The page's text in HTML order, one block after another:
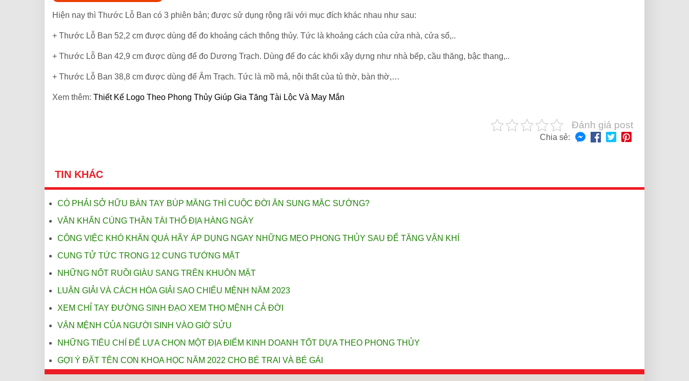
Hiện nay thì Thước Lỗ Ban có 3 phiên bản; được sử dụng rộng rãi với mục đích khác nhau như sau:
+ Thước Lỗ Ban 52,2 cm được dùng để đo khoảng cách thông thủy. Tức là khoảng cách của cửa nhà, cửa sổ,..
+ Thước Lỗ Ban 42,9 cm được dùng để đo Dương Trạch. Dùng để đo các khối xây dựng như nhà bếp, cầu thăng, bậc thang,..
+ Thước Lỗ Ban 38,8 cm được dùng để Âm Trạch. Tức là mồ mả, nội thất của tủ thờ, bàn thờ,…
Xem thêm: Thiết Kế Logo Theo Phong Thủy Giúp Gia Tăng Tài Lộc Và May Mắn
Đánh giá post
Chia sẻ:
TIN KHÁC
CÓ PHẢI SỞ HỮU BÀN TAY BÚP MĂNG THÌ CUỘC ĐỜI ĂN SUNG MẶC SƯỚNG?
VĂN KHẤN CÚNG THẦN TÀI THỔ ĐỊA HÀNG NGÀY
CÔNG VIỆC KHÓ KHĂN QUÁ HÃY ÁP DỤNG NGAY NHỮNG MẸO PHONG THỦY SAU ĐỂ TĂNG VẬN KHÍ
CUNG TỬ TỨC TRONG 12 CUNG TƯỚNG MẶT
NHỮNG NỐT RUỒI GIÀU SANG TRÊN KHUÔN MẶT
LUẬN GIẢI VÀ CÁCH HÓA GIẢI SAO CHIẾU MỆNH NĂM 2023
XEM CHỈ TAY ĐƯỜNG SINH ĐẠO XEM THỌ MỆNH CẢ ĐỜI
VẬN MỆNH CỦA NGƯỜI SINH VÀO GIỜ SỬU
NHỮNG TIÊU CHÍ ĐỂ LỰA CHỌN MỘT ĐỊA ĐIỂM KINH DOANH TỐT DỰA THEO PHONG THỦY
GỢI Ý ĐẶT TÊN CON KHOA HỌC NĂM 2022 CHO BÉ TRAI VÀ BÉ GÁI